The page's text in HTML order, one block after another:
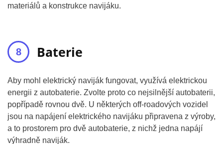
materiálů a konstrukce navijáku.
Baterie
Aby mohl elektrický naviják fungovat, využívá elektrickou
energii z autobaterie. Zvolte proto co nejsilnější autobaterii,
popřípadě rovnou dvě. U některých off-roadových vozidel
jsou na napájení elektrického navijáku připravena z výroby,
a to prostorem pro dvě autobaterie, z nichž jedna napájí
výhradně naviják.